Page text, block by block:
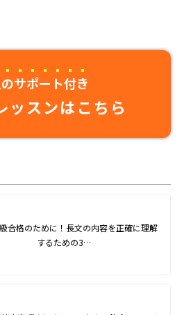
サポート付き
ッスンはこちら
合格のために！長文の内容を正確に理解
するための3…